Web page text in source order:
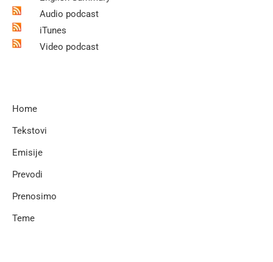
Audio podcast
iTunes
Video podcast
Home
Tekstovi
Emisije
Prevodi
Prenosimo
Teme